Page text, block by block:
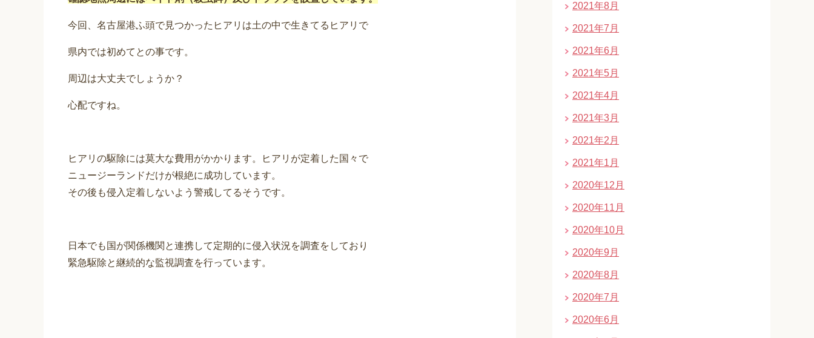
今回、名古屋港ふ頭で見つかったヒアリは土の中で生きてるヒアリで
県内では初めてとの事です。
周辺は大丈夫でしょうか？
心配ですね。
ヒアリの駆除には莫大な費用がかかります。ヒアリが定着した国々で
ニュージーランドだけが根絶に成功しています。
その後も侵入定着しないよう警戒してるそうです。
日本でも国が関係機関と連携して定期的に侵入状況を調査をしており
緊急駆除と継続的な監視調査を行っています。
2021年8月
2021年7月
2021年6月
2021年5月
2021年4月
2021年3月
2021年2月
2021年1月
2020年12月
2020年11月
2020年10月
2020年9月
2020年8月
2020年7月
2020年6月